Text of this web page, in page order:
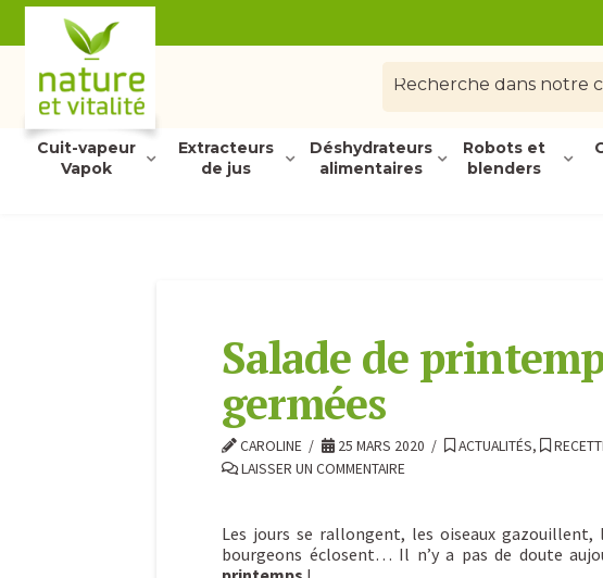
Cuit-vapeur
Vapok
Extracteurs
de jus
Déshydrateurs
alimentaires
Robots et
blenders
Salade de
germées
CAROLINE 25 MARS 2020 ACTUALITÉS,
LAISSER UN COMMENTAIRE
Les jours se rallongent, les oiseaux gazouillent,
bourgeons éclosent… Il n’y a pas de doute